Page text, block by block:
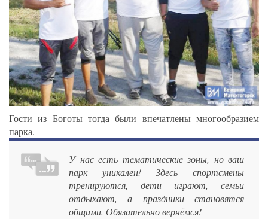
Гости из Боготы тогда были впечатлены многообразием
парка.
У нас есть тематические зоны, но ваш
парк уникален! Здесь спортсмены
тренируются, дети играют, семьи
отдыхают, а праздники становятся
общими. Обязательно вернёмся!